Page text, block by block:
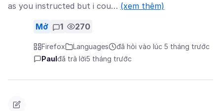
as you instructed but i cou… (xem thêm)
Mở 1 270
Firefox Languages
đã hỏi vào lúc 5 tháng trước
Paul đã trả lời5 tháng trước